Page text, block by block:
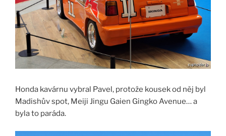
Honda kavárnu vybral Pavel, protože kousek od něj byl
Madishův spot, Meiji Jingu Gaien Gingko Avenue… a
byla to paráda.